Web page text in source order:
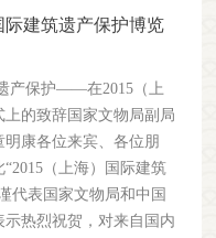
际建筑遗产保护博览
产保护——在2015（上
的致辞国家文物局副局
康各位来宾、各位朋
（上海）国际建筑
代表国家文物局和中国
热烈祝贺，对来自国内